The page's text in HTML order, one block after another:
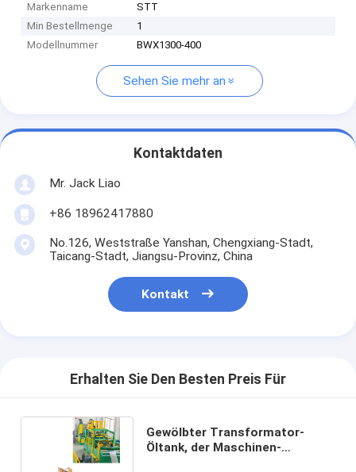
Markenname
STT
Min Bestellmenge
1
Modellnummer
BWX1300-400
Sehen Sie mehr an
Kontaktdaten
Mr. Jack Liao
+86 18962417880
No.126, Weststraße Yanshan, Chengxiang-Stadt,
Taicang-Stadt, Jiangsu-Provinz, China
Kontakt
Erhalten Sie Den Besten Preis Für
Gewölbter Transformator-
Öltank, der Maschinen-